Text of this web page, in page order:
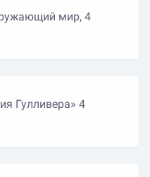
мир, 4
Гулливера» 4